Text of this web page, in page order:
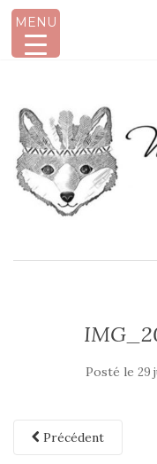
MENU
AFFICHER/
Posté le 29
Précédent